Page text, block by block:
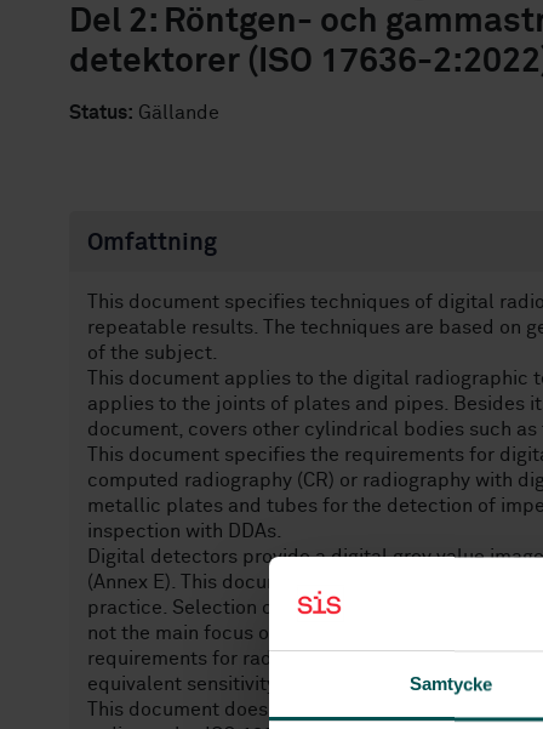
Samtycke
Del 2: Röntgen- och
detektorer (ISO 17636-
Status: Gällande
Omfattning
This document specifies techniques of digital
repeatable results. The techniques are based on
of the subject.
This document applies to the digital
applies to the joints of plates and pipes. Besides
document, covers other cylindrical bodies such
This document specifies the requirements for
computed radiography (CR) or radiography with
metallic plates and tubes for the detection of
inspection with DDAs.
Digital detectors provide a digital grey value
(Annex E). This document specifies the
practice. Selection of computer, software,
not the main focus of this document. The
requirements for radiographic practice which
equivalent sensitivity for the detection of
This document does not specify acceptance